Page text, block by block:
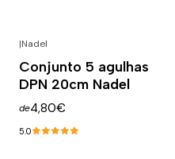
|Nadel
Conjunto 5 agulhas
DPN 20cm Nadel
de4,80€
5.0